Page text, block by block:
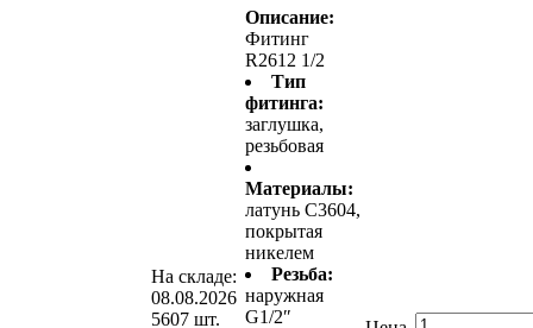
На складе:
08.08.2026
5607 шт.
Описание:
Фитинг
R2612 1/2
Тип
фитинга:
заглушка,
резьбовая
Материалы:
латунь С3604,
покрытая
никелем
Резьба:
наружная
G1/2″